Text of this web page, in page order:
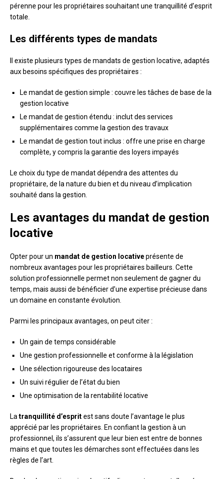
pérenne pour les propriétaires souhaitant une tranquillité d’esprit
totale.
Les différents types de mandats
Il existe plusieurs types de mandats de gestion locative, adaptés
aux besoins spécifiques des propriétaires :
Le mandat de gestion simple : couvre les tâches de base de la
gestion locative
Le mandat de gestion étendu : inclut des services
supplémentaires comme la gestion des travaux
Le mandat de gestion tout inclus : offre une prise en charge
complète, y compris la garantie des loyers impayés
Le choix du type de mandat dépendra des attentes du
propriétaire, de la nature du bien et du niveau d’implication
souhaité dans la gestion.
Les avantages du mandat de gestion
locative
Opter pour un mandat de gestion locativeprésente de
nombreux avantages pour les propriétaires bailleurs. Cette
solution professionnelle permet non seulement de gagner du
temps, mais aussi de bénéficier d’une expertise précieuse dans
un domaine en constante évolution.
Parmi les principaux avantages, on peut citer :
Un gain de temps considérable
Une gestion professionnelle et conforme à la législation
Une sélection rigoureuse des locataires
Un suivi régulier de l’état du bien
Une optimisation de la rentabilité locative
La tranquillité d’espritest sans doute l’avantage le plus
apprécié par les propriétaires. En confiant la gestion à un
professionnel, ils s’assurent que leur bien est entre de bonnes
mains et que toutes les démarches sont effectuées dans les
règles de l’art.